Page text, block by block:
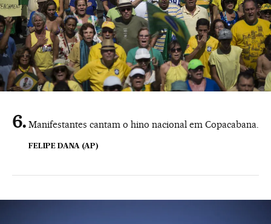
Manifestantes cantam o hino nacional em Copacabana.
FELIPE DANA (AP)